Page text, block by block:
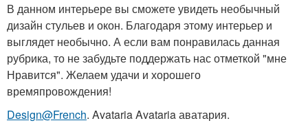
В данном интерьере вы сможете увидеть необычный
дизайн стульев и окон. Благодаря этому интерьер и
выглядет необычно. А если вам понравилась данная
рубрика, то не забудьте поддержать нас отметкой "мне
Нравится". Желаем удачи и хорошего
времяпровождения!
Design@French. Avataria Avataria аватария.